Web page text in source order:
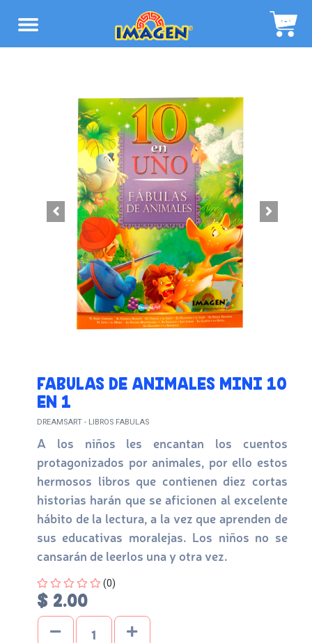
FABULAS DE ANIMALES MINI 10
EN 1
DREAMSART - LIBROS FABULAS
A los niños les encantan los cuentos
protagonizados por animales, por ello estos
hermosos libros que contienen diez cortas
historias harán que se aficionen al excelente
hábito de la lectura, a la vez que aprenden de
sus educativas moralejas. Los niños no se
cansarán de leerlos una y otra vez.
Four out of Five Stars
(0)
$ 2.00